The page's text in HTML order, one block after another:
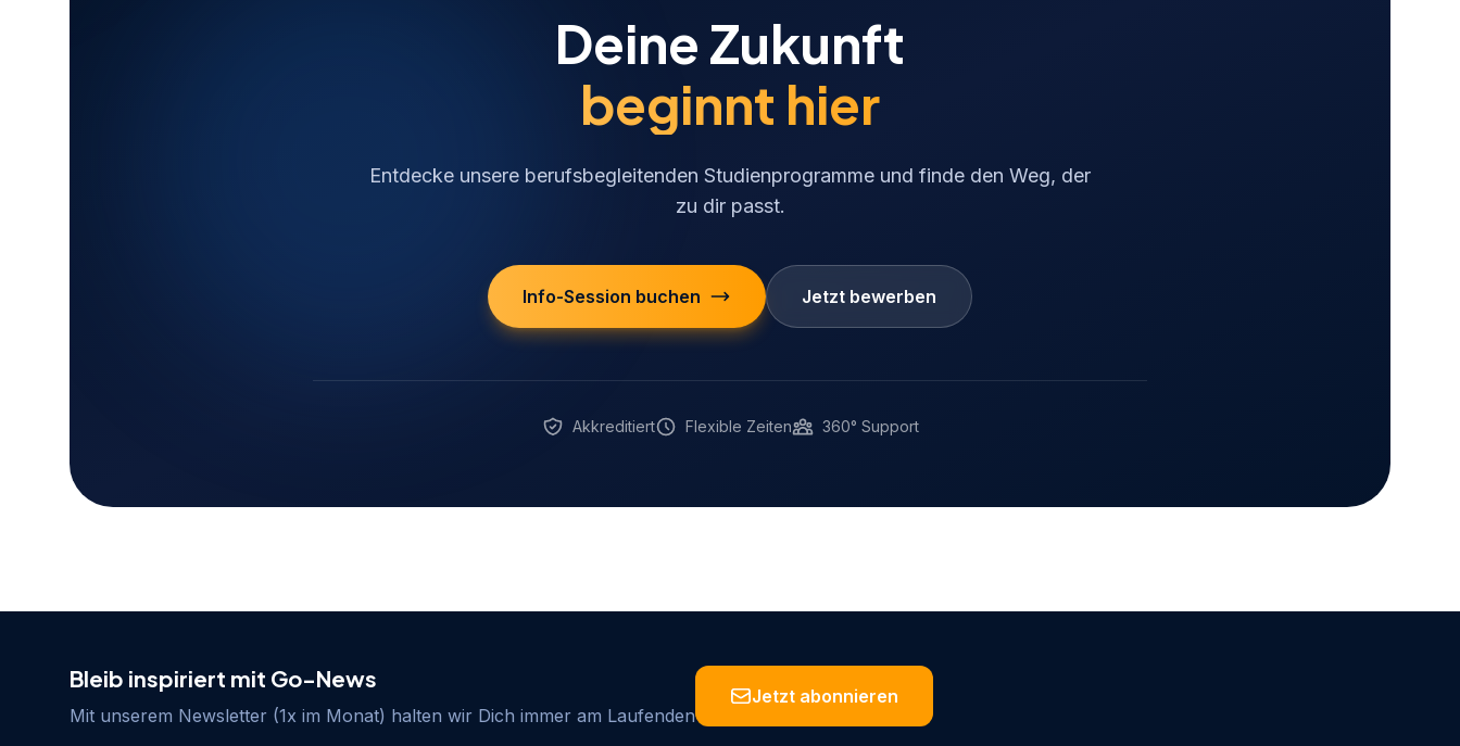
Deine Zukunft
beginnt hier
Entdecke unsere berufsbegleitenden Studienprogramme und finde den Weg, der
zu dir passt.
Info-Session buchen Jetzt bewerben
Akkreditiert Flexible Zeiten 360° Support
Bleib inspiriert mit Go-News
Mit unserem Newsletter (1x im Monat) halten wir Dich immer am Laufenden
Jetzt abonnieren